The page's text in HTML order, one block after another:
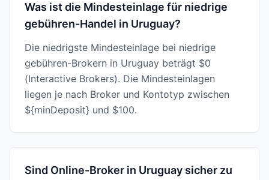
Was ist die Mindesteinlage für niedrige
gebühren-Handel in Uruguay?
Die niedrigste Mindesteinlage bei niedrige
gebühren-Brokern in Uruguay beträgt $0
(Interactive Brokers). Die Mindesteinlagen
liegen je nach Broker und Kontotyp zwischen
${minDeposit} und $100.
Sind Online-Broker in Uruguay sicher zu